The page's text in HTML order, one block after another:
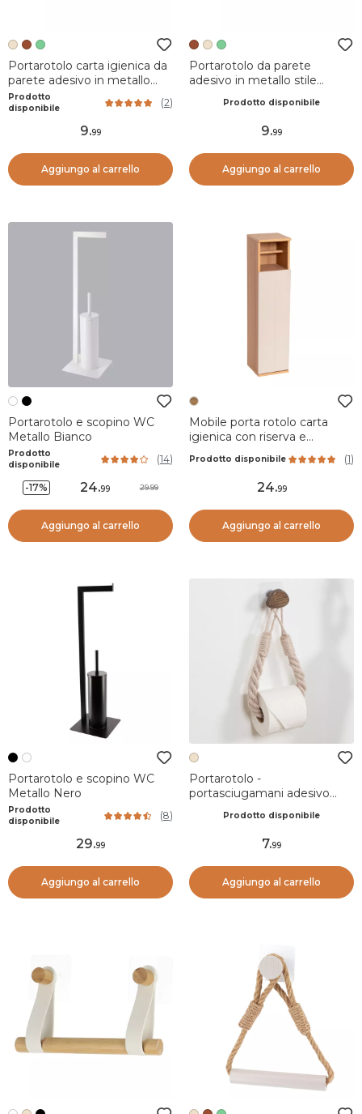
Portarotolo carta igienica da
parete adesivo in metallo
Boho-chic Beige grigio
Prodotto
disponibile
(2)
9.99
Aggiungo al carrello
Portarotolo da parete
adesivo in metallo stile
Prodotto disponibile
9.99
Aggiungo al carrello
Portarotolo e scopino WC
Metallo Bianco
Prodotto
disponibile
(14)
-17% 24.99 29.99
Aggiungo al carrello
Mobile porta rotolo carta
igienica con riserva e
Naturale
Prodotto disponibile (1)
24.99
Aggiungo al carrello
Portarotolo e scopino WC
Metallo Nero
Prodotto
disponibile
(8)
29.99
Aggiungo al carrello
Portarotolo -
portasciugamani adesivo
Prodotto disponibile
7.99
Aggiungo al carrello